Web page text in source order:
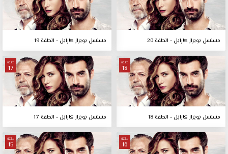
مسلسل بويراز كارايل - الحلقة 20 مسلسل بويراز كارايل - الحلقة 19
حلقة
18
مسلسل بويراز كارايل - الحلقة 18
حلقة
17
مسلسل بويراز كارايل - الحلقة 17
حلقة
16
حلقة
15